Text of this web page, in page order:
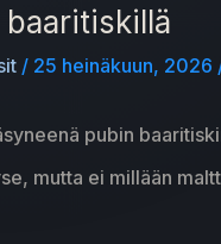
baaritiskillä
/ 25 heinäkuun, 2026
pubin
mutta ei millään